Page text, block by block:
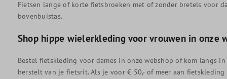
Fietsen lange of korte fietsbroeken met of zonder bretels voor
bovenbuistas.
Shop hippe wielerkleding voor vrouwen in onze
Bestel fietskleding voor dames in onze webshop of kom langs
herstelt van je fietsrit. Als je voor € 50,- of meer aan